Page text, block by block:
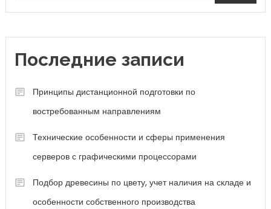
Последние записи
Принципы дистанционной подготовки по
востребованным направлениям
Технические особенности и сферы применения
серверов с графическими процессорами
Подбор древесины по цвету, учет наличия на складе и
особенности собственного производства